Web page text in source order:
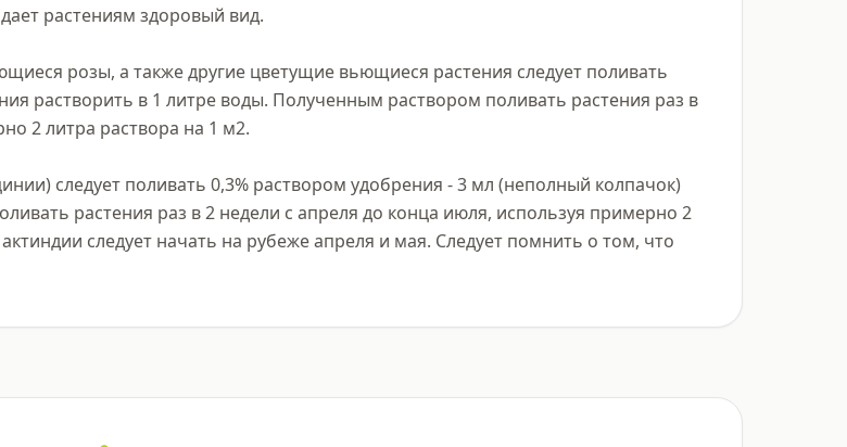
растениям здоровый вид.
розы, а также другие цветущие вьющиеся растения следует поливать
растворить в 1 литре воды. Полученным раствором поливать растения раз в
2 литра раствора на 1 м2.
следует поливать 0,3% раствором удобрения - 3 мл (неполный колпачок)
растения раз в 2 недели с апреля до конца июля, используя примерно 2
следует начать на рубеже апреля и мая. Следует помнить о том, что